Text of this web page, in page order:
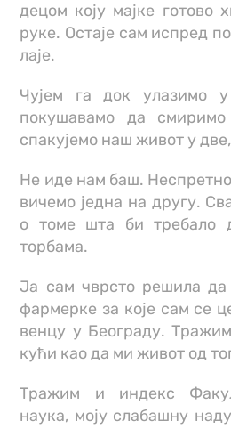
децом коју мајке готово
руке. Остаје сам испред
лаје.
Чујем га док улазимо
покушавамо да
спакујемо наш живот у
Не иде нам баш.
вичемо једна на другу.
о томе шта би требало
торбама.
Ја сам чврсто решила да
фармерке за које сам се
венцу у Београду.
кући као да ми живот од
Тражим и индекс
наука, моју слабашну